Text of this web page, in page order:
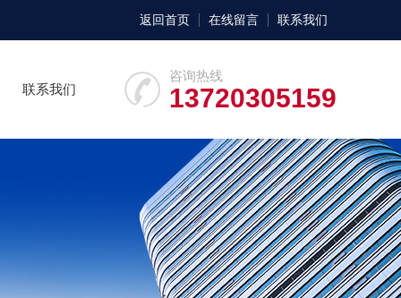
返回首页 在线留言 联系我们
咨询热线
13720305159
联系我们